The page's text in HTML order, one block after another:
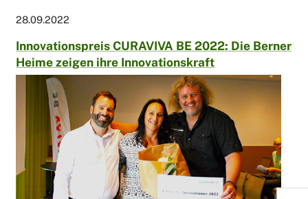
28.09.2022
Innovationspreis CURAVIVA BE 2022: Die Berner
Heime zeigen ihre Innovationskraft